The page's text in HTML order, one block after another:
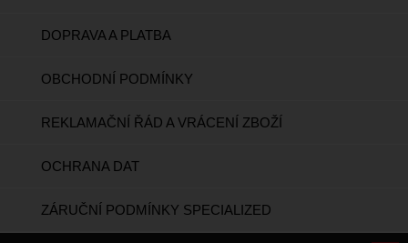
DOPRAVA A PLATBA
OBCHODNÍ PODMÍNKY
REKLAMAČNÍ ŘÁD A VRÁCENÍ ZBOŽÍ
OCHRANA DAT
ZÁRUČNÍ PODMÍNKY SPECIALIZED